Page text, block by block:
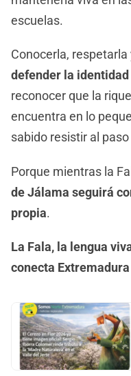
escuelas.
Conocerla,
defender la
reconocer que la
encuentra en lo
sabido resistir al
Porque mientras la
de Jálama seguirá
propia.
La Fala, la lengua
conecta